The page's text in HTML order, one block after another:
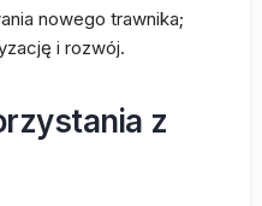
nowego trawnika;
i rozwój.
z